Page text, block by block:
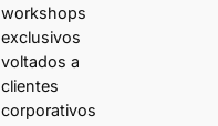
workshops
exclusivos
voltados a
clientes
corporativos